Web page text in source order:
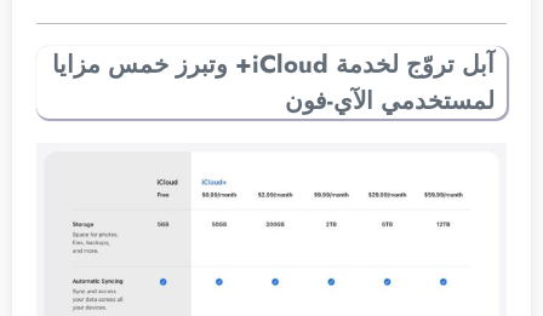
آبل تروّج لخدمة iCloud+ وتبرز خمس مزايا
لمستخدمي الآي-فون